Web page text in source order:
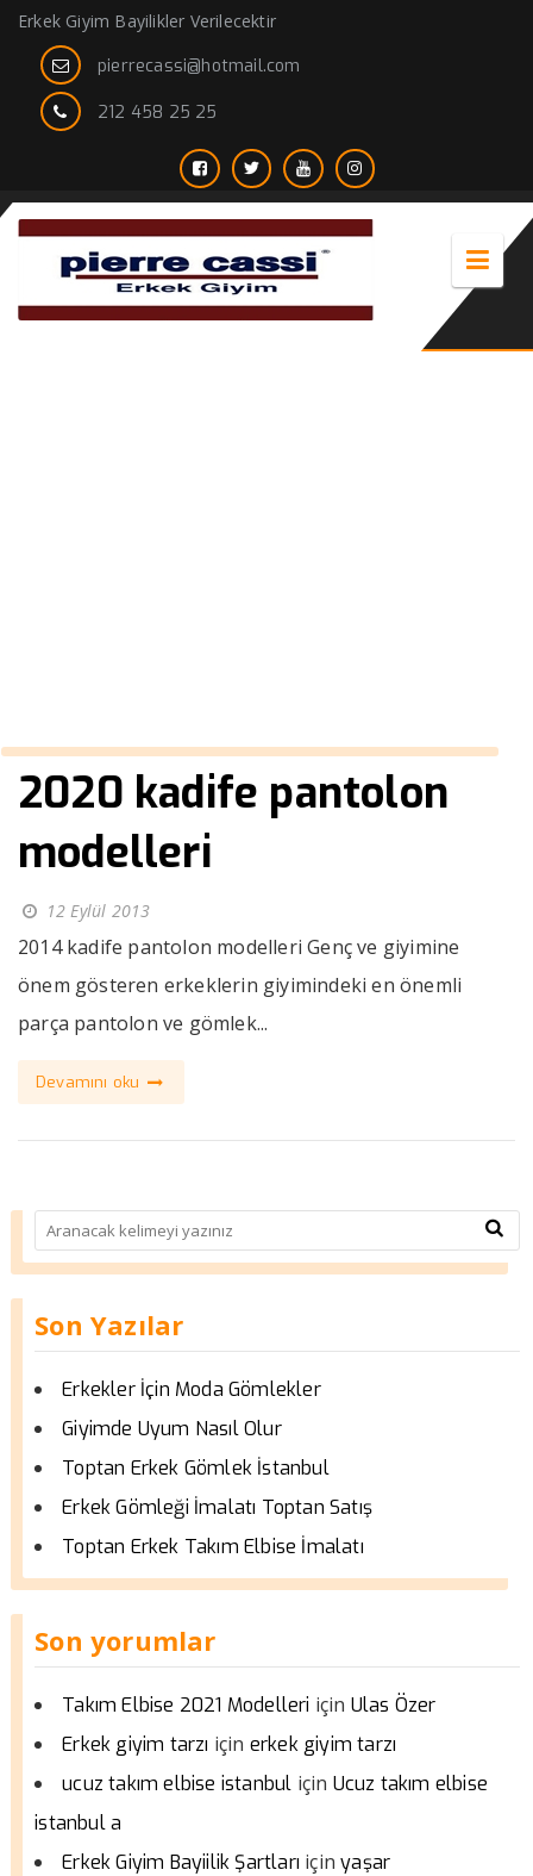
Erkek Giyim Bayilikler Verilecektir
pierrecassi@hotmail.com
212 458 25 25
2020 kadife pantolon
modelleri
12 Eylül 2013
2014 kadife pantolon modelleri Genç ve giyimine
önem gösteren erkeklerin giyimindeki en önemli
parça pantolon ve gömlek...
Devamını oku
Son Yazılar
Erkekler İçin Moda Gömlekler
Giyimde Uyum Nasıl Olur
Toptan Erkek Gömlek İstanbul
Erkek Gömleği İmalatı Toptan Satış
Toptan Erkek Takım Elbise İmalatı
Son yorumlar
Takım Elbise 2021 Modelleri için Ulas Özer
Erkek giyim tarzı için erkek giyim tarzı
ucuz takım elbise istanbul için Ucuz takım elbise
istanbul a
Erkek Giyim Bayiilik Şartları içinyaşar